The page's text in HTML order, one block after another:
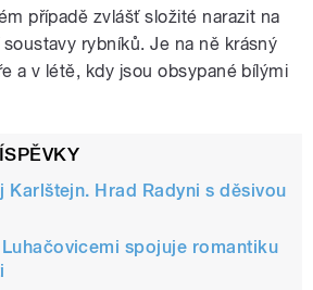
případě zvlášť složité narazit na
rybníků. Je na ně krásný
a v létě, kdy jsou obsypané bílými
Karlštejn. Hrad Radyni s děsivou
spojuje romantiku